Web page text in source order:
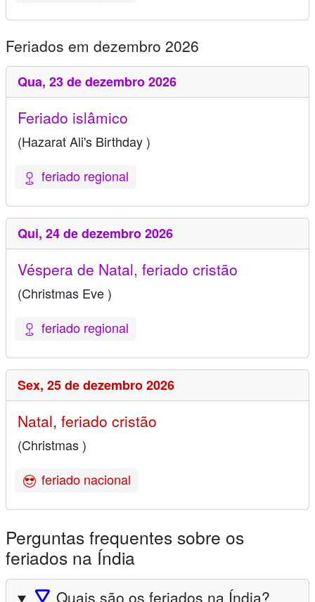
Feriados em dezembro 2026
Qua, 23 de dezembro 2026
Feriado islâmico
(Hazarat Ali's Birthday )
feriado regional
Qui, 24 de dezembro 2026
Véspera de Natal, feriado cristão
(Christmas Eve )
feriado regional
Sex, 25 de dezembro 2026
Natal, feriado cristão
(Christmas )
feriado nacional
Perguntas frequentes sobre os
feriados na Índia
🛆 Quais são os feriados na Índia?